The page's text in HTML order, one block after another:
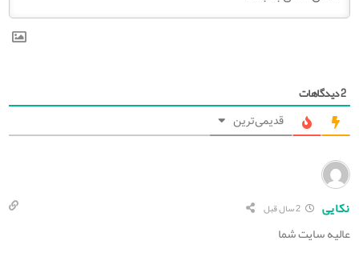
2دیدگاهات
قدیمی‌ترین
نکایی 2 سال قبل
عالیه سایت شما